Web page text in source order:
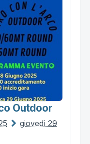
Outdoor
giovedì 29